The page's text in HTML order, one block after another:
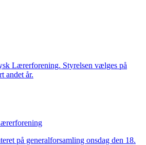
Lærerforening. Styrelsen vælges på
andet år.
på generalforsamling onsdag den 18.